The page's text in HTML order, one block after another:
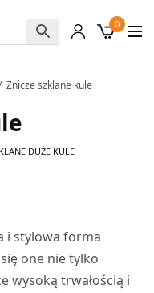
0
Znicze szklane kule
DUŻE KULE
i stylowa forma
one nie tylko
wysoką trwałością i